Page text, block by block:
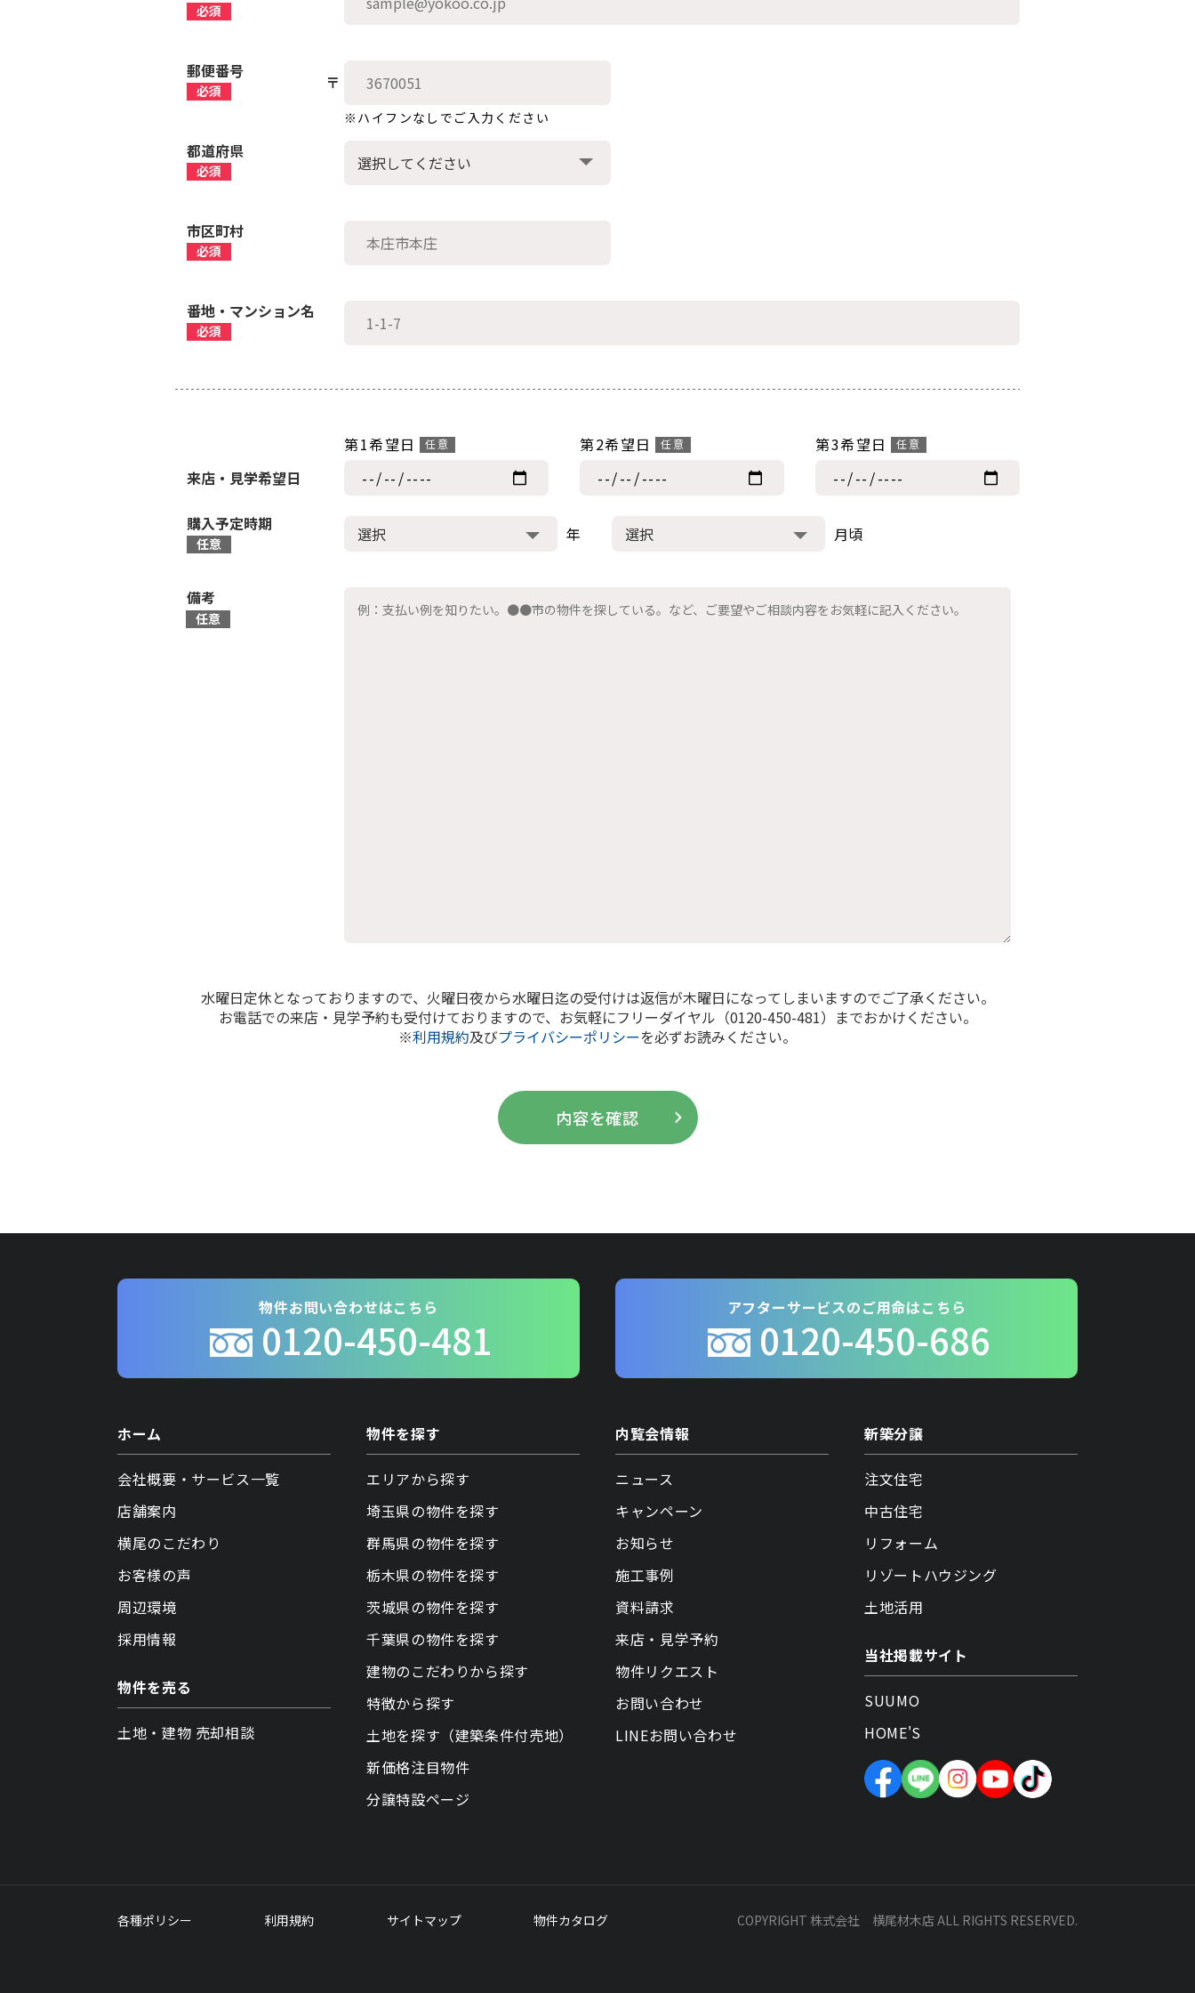
郵便番号
※ハイフンなしでご入力ください
都道府県
市区町村
番地・マンション名
来店・見学希望日
第1希望日 第2希望日 第3希望日
購入予定時期 年 月頃
備考
水曜日定休となっておりますので、火曜日夜から水曜日迄の受付けは返信が木曜日になってしまいますのでご了承ください。
お電話での来店・見学予約も受付けておりますので、お気軽にフリーダイヤル（0120-450-481）までおかけください。
※利用規約及びプライバシーポリシーを必ずお読みください。
物件お問い合わせはこちら
0120-450-481
アフターサービスのご用命はこちら
0120-450-686
ホーム
会社概要・サービス一覧
店舗案内
横尾のこだわり
お客様の声
周辺環境
採用情報
物件を売る
土地・建物 売却相談
物件を探す
エリアから探す
埼玉県の物件を探す
群馬県の物件を探す
栃木県の物件を探す
茨城県の物件を探す
千葉県の物件を探す
建物のこだわりから探す
特徴から探す
土地を探す（建築条件付売地）
新価格注目物件
分譲特設ページ
内覧会情報
ニュース
キャンペーン
お知らせ
施工事例
資料請求
来店・見学予約
物件リクエスト
お問い合わせ
LINEお問い合わせ
新築分譲
注文住宅
中古住宅
リフォーム
リゾートハウジング
土地活用
当社掲載サイト
SUUMO
HOME'S
各種ポリシー 利用規約 サイトマップ 物件カタログ COPYRIGHT 株式会社 横尾材木店 ALL RIGHTS RESERVED.